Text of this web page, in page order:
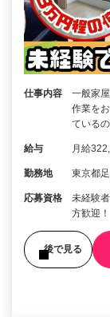
仕事内容
一般家
作業を
ている
給与 月給
勤務地 東京都
応募資格
未経験
方歓迎！
後で見る